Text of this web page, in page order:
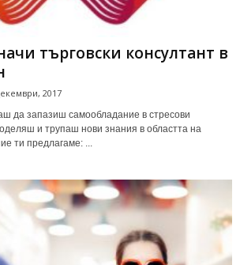
търговски консултант в
2017
да запазиш самообладание в стресови
и трупаш нови знания в областта на
ти предлагаме: ...